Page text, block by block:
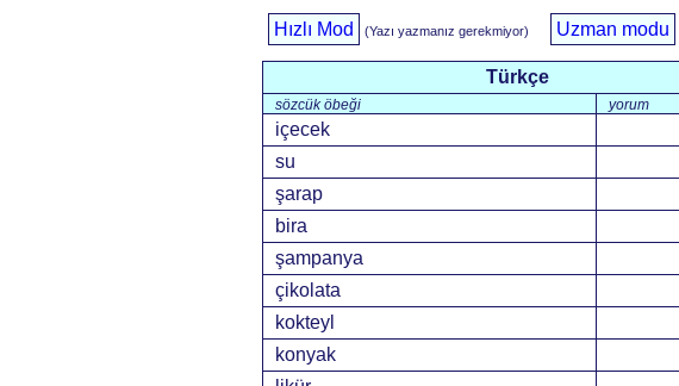
Hızlı Mod (Yazı yazmanız gerekmiyor) Uzman modu
Türkçe
sözcük öbeği yorum
içecek
su
şarap
bira
şampanya
çikolata
kokteyl
konyak